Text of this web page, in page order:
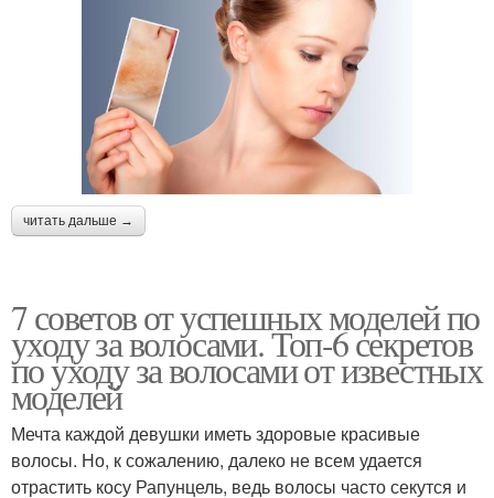
читать дальше →
7 советов от успешных моделей по
уходу за волосами. Топ-6 секретов
по уходу за волосами от известных
моделей
Мечта каждой девушки иметь здоровые красивые
волосы. Но, к сожалению, далеко не всем удается
отрастить косу Рапунцель, ведь волосы часто секутся и